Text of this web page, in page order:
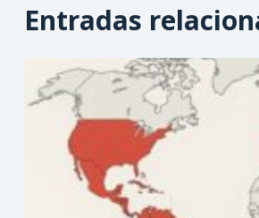
Entradas